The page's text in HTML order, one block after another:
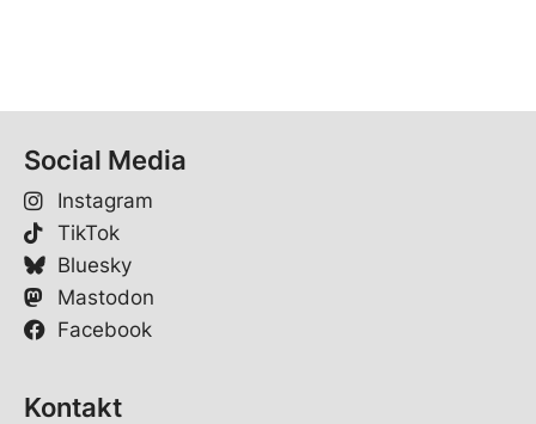
Social Media
Instagram
TikTok
Bluesky
Mastodon
Facebook
Kontakt